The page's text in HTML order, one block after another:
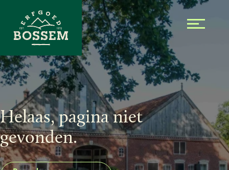
Skip to the content
Helaas, pagina niet
gevonden.